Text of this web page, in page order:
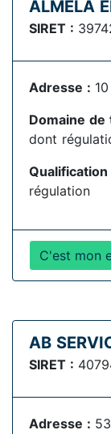
ALMELA
SIRET :
Adresse :
Domaine de
dont
Qualification
régulation
C'est mon
AB
SIRET :
Adresse :